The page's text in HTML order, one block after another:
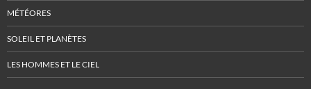
MÉTÉORES
SOLEIL ET PLANÈTES
LES HOMMES ET LE CIEL